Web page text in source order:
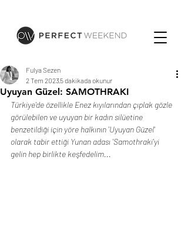
Uyuyan Güzel: SAMOTHRAKI
Fulya Sezen
2 Tem 20235 dakikada okunur
Türkiye'de özellikle Enez kıyılarından çıplak gözle
görülebilen ve uyuyan bir kadın silüetine
benzetildiği için yöre halkının 'Uyuyan Güzel'
olarak tabir ettiği Yunan adası 'Samothraki'yi
gelin hep birlikte keşfedelim...